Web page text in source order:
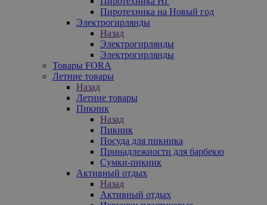
Пиротехника на Новый год
Электрогирлянды
Назад
Электрогирлянды
Электрогирлянды
Товары FORA
Летние товары
Назад
Летние товары
Пикник
Назад
Пикник
Посуда для пикника
Принадлежности для барбекю
Сумки-пикник
Активный отдых
Назад
Активный отдых